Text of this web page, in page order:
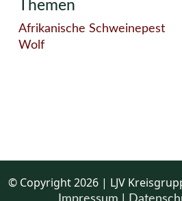
Themen
Afrikanische Schweinepest
Wolf
© Copyright 2026 | LJV